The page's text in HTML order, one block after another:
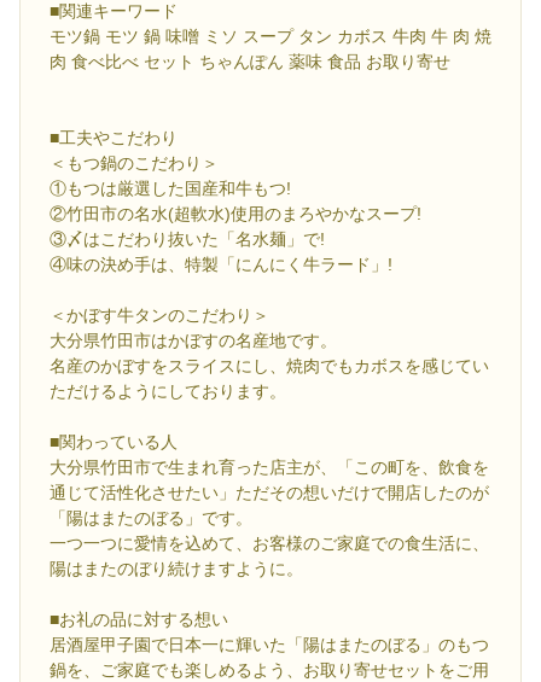
■関連キーワード
モツ鍋 モツ 鍋 味噌 ミソ スープ タン カボス 牛肉 牛 肉 焼
肉 食べ比べ セット ちゃんぽん 薬味 食品 お取り寄せ
■工夫やこだわり
＜もつ鍋のこだわり＞
①もつは厳選した国産和牛もつ!
②竹田市の名水(超軟水)使用のまろやかなスープ!
③〆はこだわり抜いた「名水麺」で!
④味の決め手は、特製「にんにく牛ラード」!
＜かぼす牛タンのこだわり＞
大分県竹田市はかぼすの名産地です。
名産のかぼすをスライスにし、焼肉でもカボスを感じてい
ただけるようにしております。
■関わっている人
大分県竹田市で生まれ育った店主が、「この町を、飲食を
通じて活性化させたい」ただその想いだけで開店したのが
「陽はまたのぼる」です。
一つ一つに愛情を込めて、お客様のご家庭での食生活に、
陽はまたのぼり続けますように。
■お礼の品に対する想い
居酒屋甲子園で日本一に輝いた「陽はまたのぼる」のもつ
鍋を、ご家庭でも楽しめるよう、お取り寄せセットをご用